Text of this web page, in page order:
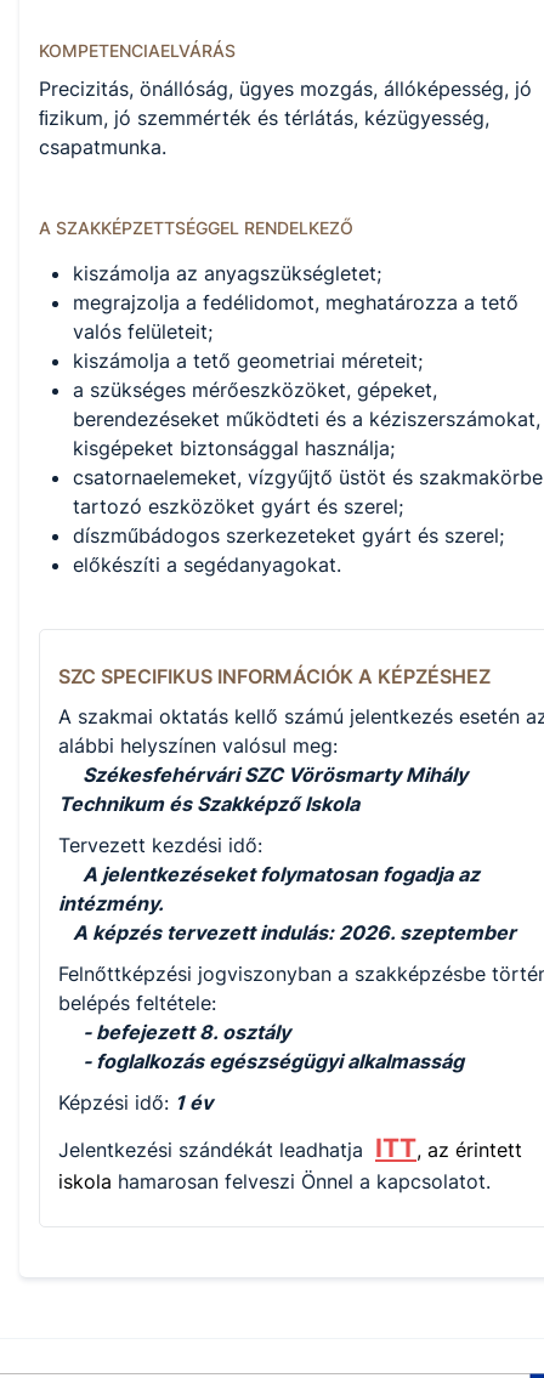
Székesfehérvári SZC Vörösmarty Mihály Technikum és
Szakképző Iskola (igazgató: Kenyeres-Pozsár Ágnes)
KOMPETENCIAELVÁRÁS
Precizitás, önállóság, ügyes mozgás, állóképesség, jó
ﬁzikum, jó szemmérték és térlátás, kézügyesség,
csapatmunka.
A SZAKKÉPZETTSÉGGEL RENDELKEZŐ
kiszámolja az anyagszükségletet;
megrajzolja a fedélidomot, meghatározza a tető
valós felületeit;
kiszámolja a tető geometriai méreteit;
a szükséges mérőeszközöket, gépeket,
berendezéseket működteti és a kéziszerszámokat,
kisgépeket biztonsággal használja;
csatornaelemeket, vízgyűjtő üstöt és szakmakörbe
tartozó eszközöket gyárt és szerel;
díszműbádogos szerkezeteket gyárt és szerel;
előkészíti a segédanyagokat.
SZC SPECIFIKUS INFORMÁCIÓK A KÉPZÉSHEZ
A szakmai oktatás kellő számú jelentkezés esetén
alábbi helyszínen valósul meg:
Székesfehérvári SZC Vörösmarty Mihály
Technikum és Szakképző Iskola
Tervezett kezdési idő:
A jelentkezéseket folymatosan fogadja az
intézmény.
A képzés tervezett indulás: 2026. szeptember
Felnőttképzési jogviszonyban a szakképzésbe
belépés feltétele:
- befejezett 8. osztály
- foglalkozás egészségügyi alkalmasság
Képzési idő: 1 év
Jelentkezési szándékát leadhatja ITT, az érintett
iskola hamarosan felveszi Önnel a kapcsolatot.